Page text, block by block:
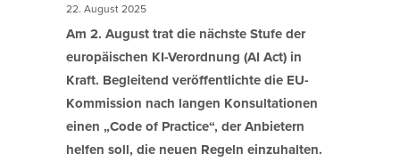
22. August 2025
Am 2. August trat die nächste Stufe der
europäischen KI-Verordnung (AI Act) in
Kraft. Begleitend veröffentlichte die EU-
Kommission nach langen Konsultationen
einen „Code of Practice“, der Anbietern
helfen soll, die neuen Regeln einzuhalten.